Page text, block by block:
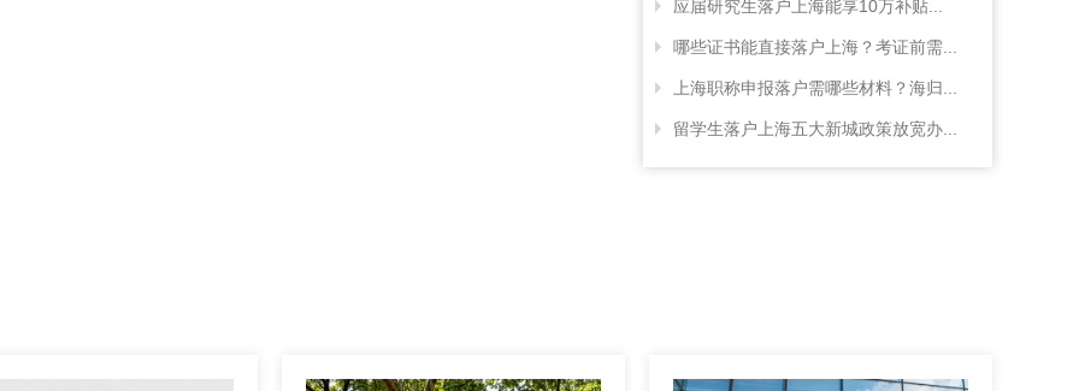
应届研究生落户上海能享10万补贴...
哪些证书能直接落户上海？考证前需...
上海职称申报落户需哪些材料？海归...
留学生落户上海五大新城政策放宽办...